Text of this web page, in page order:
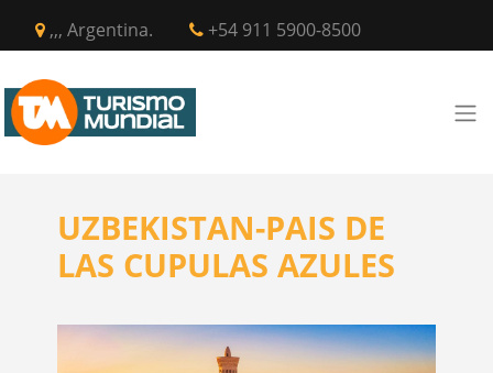
,,, Argentina. +54 911 5900-8500
UZBEKISTAN-PAIS DE
LAS CUPULAS AZULES